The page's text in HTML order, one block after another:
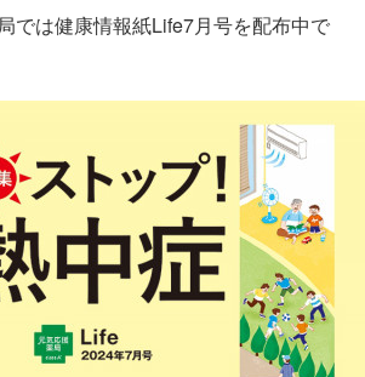
では健康情報紙Life7月号を配布中で